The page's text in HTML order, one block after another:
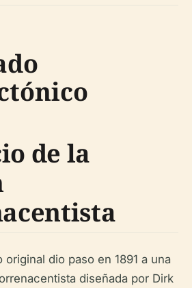
de la
dio paso en 1891 a una
diseñada por Dirk